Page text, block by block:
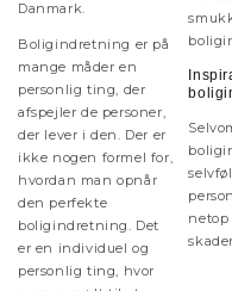
Danmark.
Boligindretning er på
mange måder en
personlig ting, der
afspejler de personer,
der lever i den. Der er
ikke nogen formel for,
hvordan man opnår
den perfekte
boligindretning. Det
er en individuel og
personlig ting, hvor
netop